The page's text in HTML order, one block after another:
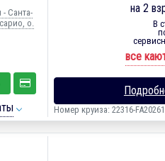
Санта-
о.
на 2
В
все
Номер круиза: 22316-